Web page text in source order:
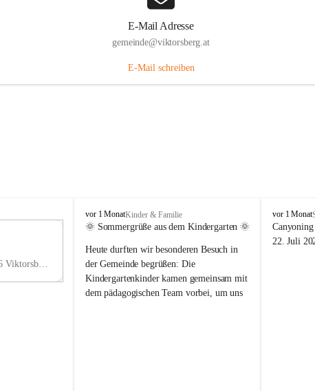
E-Mail Adresse
gemeinde@viktorsberg.at
E-Mail schreiben
VHauptstraße 36, 6836 Viktorsberg, AUT
V
i
t
o
r
s
vor 1 MonatKinder & Familie
🌞 Sommergrüße aus dem Kindergarten 🌞
Heute durften wir besonderen Besuch in
der Gemeinde begrüßen: Die
Kindergartenkinder kamen gemeinsam mit
dem pädagogischen Team vorbei, um uns
V
i
k
vor 1 Monat
22. Juli